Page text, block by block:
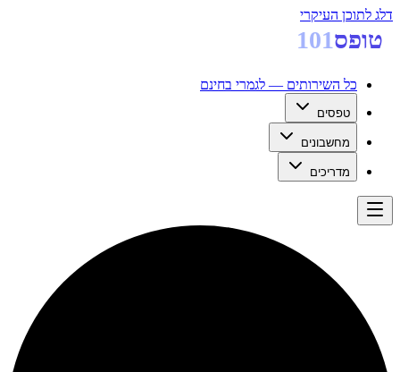
דלג לתוכן העיקרי
טופס101
כל השירותים — לגמרי בחינם
טפסים
מחשבונים
מדריכים